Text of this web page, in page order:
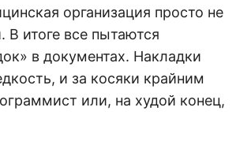
организация просто не
В итоге все пытаются
в документах. Накладки
и за косяки крайним
или, на худой конец,